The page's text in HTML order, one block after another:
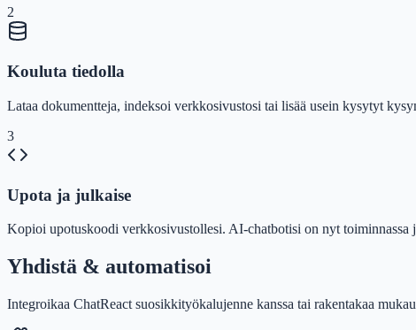
2
Kouluta tiedolla
Lataa dokumentteja, indeksoi verkkosivustosi tai lisää usein kysytyt
3
Upota ja julkaise
Kopioi upotuskoodi verkkosivustollesi. AI-chatbotisi on nyt toiminnassa
Yhdistä & automatisoi
Integroikaa ChatReact suosikkityökalujenne kanssa tai rakentakaa